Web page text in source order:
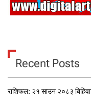
Recent Posts
राशिफल: २१ साउन २०८३